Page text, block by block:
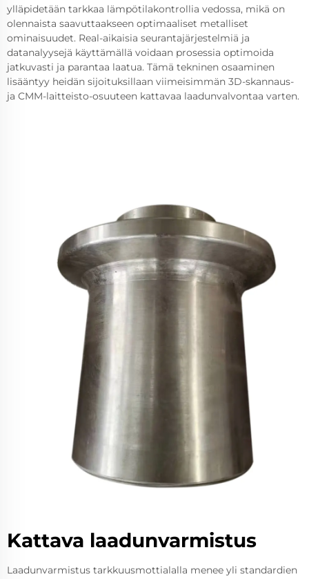
ylläpidetään tarkkaa lämpötilakontrollia vedossa, mikä on
olennaista saavuttaakseen optimaaliset metalliset
ominaisuudet. Real-aikaisia seurantajärjestelmiä ja
datanalyysejä käyttämällä voidaan prosessia optimoida
jatkuvasti ja parantaa laatua. Tämä tekninen osaaminen
lisääntyy heidän sijoituksillaan viimeisimmän 3D-skannaus-
ja CMM-laitteisto-osuuteen kattavaa laadunvalvontaa varten.
Kattava laadunvarmistus
Laadunvarmistus tarkkuusmottialalla menee yli standardien